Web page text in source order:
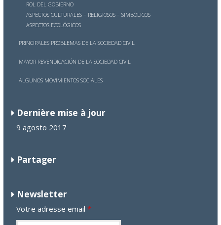
ROL DEL GOBIERNO
ASPECTOS CULTURALES – RELIGIOSOS – SIMBÓLICOS
ASPECTOS ECOLÓGICOS
PRINCIPALES PROBLEMAS DE LA SOCIEDAD CIVIL
MAYOR REVENDICACIÓN DE LA SOCIEDAD CIVIL
ALGUNOS MOVIMIENTOS SOCIALES
Dernière mise à jour
9 agosto 2017
Partager
Newsletter
Votre adresse email *